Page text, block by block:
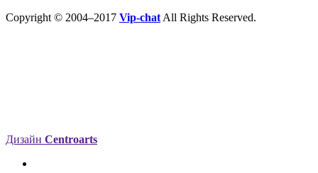
Copyright © 2004–2017 Vip-chat All Rights Reserved.
Дизайн Centroarts